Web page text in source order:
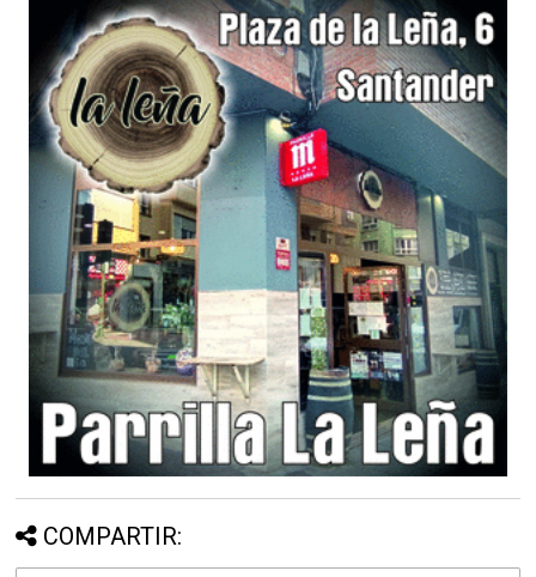
COMPARTIR: